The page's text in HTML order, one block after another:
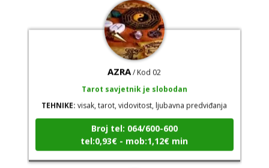
AZRA/ Kod 02
visak, tarot, vidovitost, ljubavna predviđanja
Broj tel: 064/600-600
tel:0,93€ - mob:1,12€ min